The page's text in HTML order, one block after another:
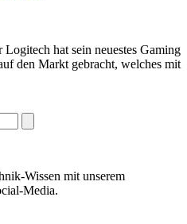
hat sein neuestes Gaming
den Markt gebracht, welches mit
Wissen mit unserem
Media.